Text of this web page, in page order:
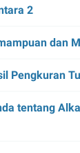
2
dan
Pengkuran
tentang